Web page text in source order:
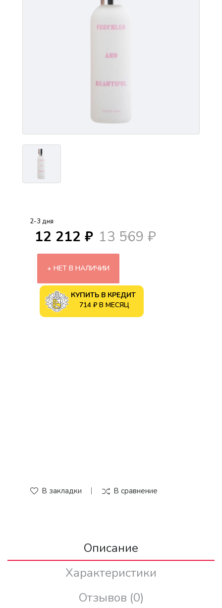
2-3 дня
12 212 ₽ 13 569 ₽
НЕТ В НАЛИЧИИ
КУПИТЬ В КРЕДИТ
714 ₽ В МЕСЯЦ
В закладки В сравнение
Описание
Характеристики
Отзывов (0)